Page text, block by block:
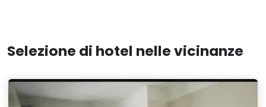
Selezione di hotel nelle vicinanze